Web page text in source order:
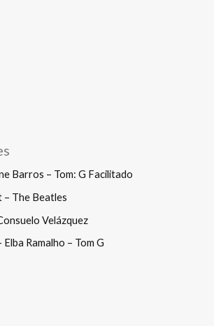
Barros – Tom: G Facilitado
– The Beatles
Velázquez
Ramalho – Tom G